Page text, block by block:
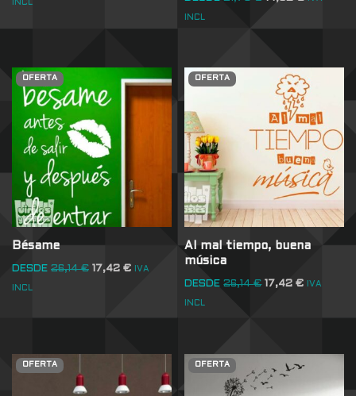
INCL
INCL
OFERTA
Bésame
DESDE 26,14€ 17,42 € IVA
INCL
OFERTA
Al mal tiempo, buena
música
DESDE 26,14€ 17,42€ IVA
INCL
OFERTA OFERTA